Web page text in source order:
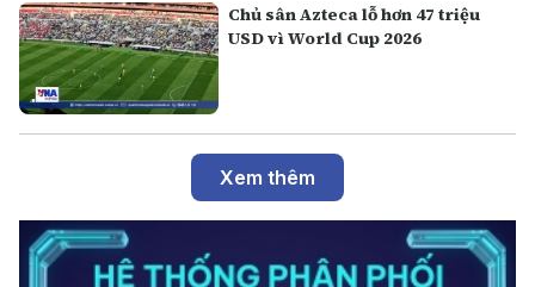
Chủ sân Azteca lỗ hơn 47 triệu
USD vì World Cup 2026
Xem thêm